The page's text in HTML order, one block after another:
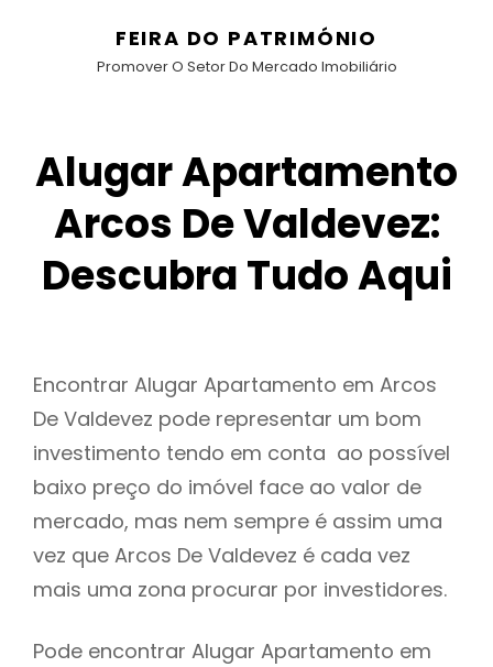
FEIRA DO PATRIMÓNIO
Promover O Setor Do Mercado Imobiliário
Alugar Apartamento
Arcos De Valdevez:
Descubra Tudo Aqui
Encontrar Alugar Apartamento em Arcos
De Valdevez pode representar um bom
investimento tendo em conta ao possível
baixo preço do imóvel face ao valor de
mercado, mas nem sempre é assim uma
vez que Arcos De Valdevez é cada vez
mais uma zona procurar por investidores.
Pode encontrar Alugar Apartamento em